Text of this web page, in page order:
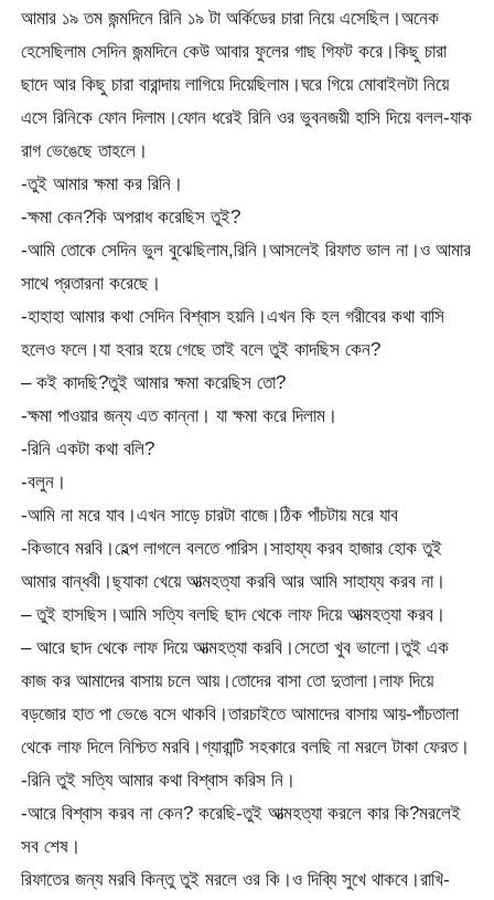
আমার ১৯ তম জন্মদিনে রিনি ১৯ টা অর্কিডের চারা নিয়ে এসেছিল।অনেক
হেসেছিলাম সেদিন জন্মদিনে কেউ আবার ফুলের গাছ গিফট করে।কিছু চারা
ছাদে আর কিছু চারা বারান্দায় লাগিয়ে দিয়েছিলাম।ঘরে গিয়ে মোবাইলটা নিয়ে
এসে রিনিকে ফোন দিলাম।ফোন ধরেই রিনি ওর ভুবনজয়ী হাসি দিয়ে বলল-যাক
রাগ ভেঙেছে তাহলে।
-তুই আমার ক্ষমা কর রিনি।
-ক্ষমা কেন?কি অপরাধ করেছিস তুই?
-আমি তোকে সেদিন ভুল বুঝেছিলাম,রিনি।আসলেই রিফাত ভাল না।ও আমার
সাথে প্রতারনা করেছে।
-হাহাহা আমার কথা সেদিন বিশ্বাস হয়নি।এখন কি হল গরীবের কথা বাসি
হলেও ফলে।যা হবার হয়ে গেছে তাই বলে তুই কাদছিস কেন?
– কই কাদছি?তুই আমার ক্ষমা করেছিস তো?
-ক্ষমা পাওয়ার জন্য এত কান্না। যা ক্ষমা করে দিলাম।
-রিনি একটা কথা বলি?
-বলুন।
-আমি না মরে যাব।এখন সাড়ে চারটা বাজে।ঠিক পাঁচটায় মরে যাব
-কিভাবে মরবি।হেল্প লাগলে বলতে পারিস।সাহায্য করব হাজার হোক তুই
আমার বান্ধবী।ছ্যাকা খেয়ে আত্মহত্যা করবি আর আমি সাহায্য করব না।
– তুই হাসছিস।আমি সত্যি বলছি ছাদ থেকে লাফ দিয়ে আত্মহত্যা করব।
– আরে ছাদ থেকে লাফ দিয়ে আত্মহত্যা করবি।সেতো খুব ভালো।তুই এক
কাজ কর আমাদের বাসায় চলে আয়।তোদের বাসা তো দুতালা।লাফ দিয়ে
বড়জোর হাত পা ভেঙে বসে থাকবি।তারচাইতে আমাদের বাসায় আয়-পাঁচতালা
থেকে লাফ দিলে নিশ্চিত মরবি।গ্যারান্টি সহকারে বলছি না মরলে টাকা ফেরত।
-রিনি তুই সত্যি আমার কথা বিশ্বাস করিস নি।
-আরে বিশ্বাস করব না কেন? করেছি-তুই আত্মহত্যা করলে কার কি?মরলেই
সব শেষ।
রিফাতের জন্য মরবি কিন্তু তুই মরলে ওর কি।ও দিব্যি সুখে থাকবে।রাখি-